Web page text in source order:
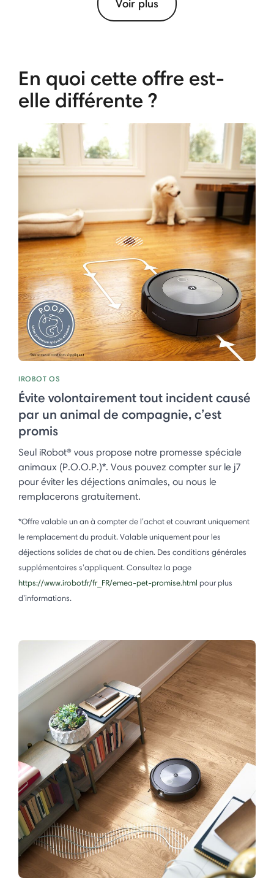
Voir plus
En quoi cette offre est-
elle différente ?
IROBOT OS
Évite volontairement tout incident causé
par un animal de compagnie, c’est
promis
Seul iRobot® vous propose notre promesse spéciale
animaux (P.O.O.P.)*. Vous pouvez compter sur le j7
pour éviter les déjections animales, ou nous le
remplacerons gratuitement.
*Offre valable un an à compter de l’achat et couvrant uniquement
le remplacement du produit. Valable uniquement pour les
déjections solides de chat ou de chien. Des conditions générales
supplémentaires s’appliquent. Consultez la page
https://www.irobot.fr/fr_FR/emea-pet-promise.html pour plus
d’informations.